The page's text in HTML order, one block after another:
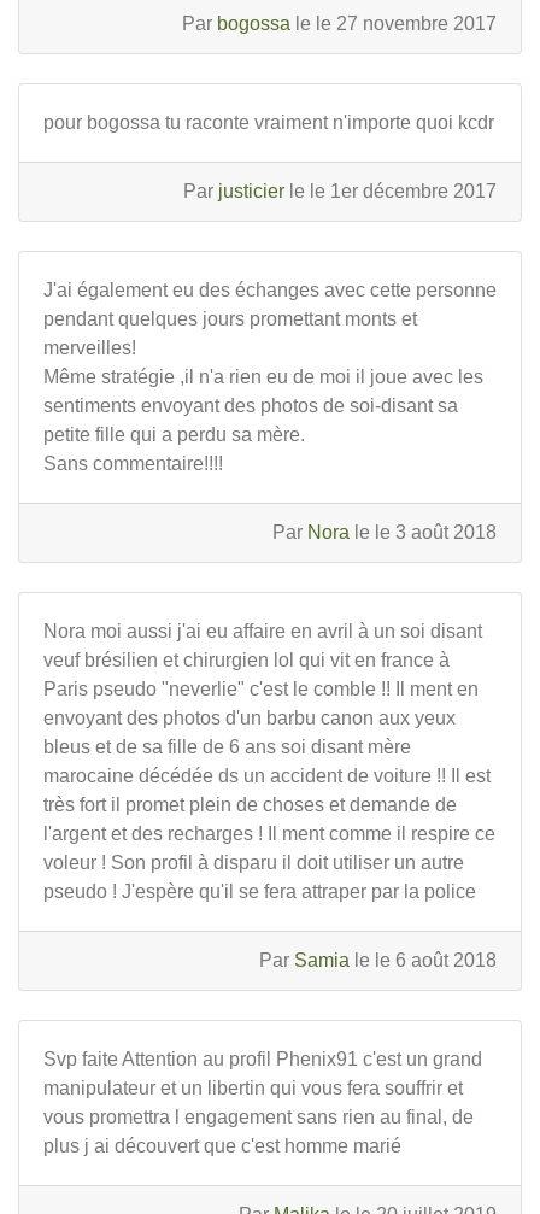
Par bogossa le le 27 novembre 2017
pour bogossa tu raconte vraiment n'importe quoi kcdr
Par justicier le le 1er décembre 2017
J'ai également eu des échanges avec cette personne
pendant quelques jours promettant monts et
merveilles!
Même stratégie ,il n'a rien eu de moi il joue avec les
sentiments envoyant des photos de soi-disant sa
petite fille qui a perdu sa mère.
Sans commentaire!!!!
Par Nora le le 3 août 2018
Nora moi aussi j'ai eu affaire en avril à un soi disant
veuf brésilien et chirurgien lol qui vit en france à
Paris pseudo "neverlie" c'est le comble !! Il ment en
envoyant des photos d'un barbu canon aux yeux
bleus et de sa fille de 6 ans soi disant mère
marocaine décédée ds un accident de voiture !! Il est
très fort il promet plein de choses et demande de
l'argent et des recharges ! Il ment comme il respire ce
voleur ! Son profil à disparu il doit utiliser un autre
pseudo ! J'espère qu'il se fera attraper par la police
Par Samia le le 6 août 2018
Svp faite Attention au profil Phenix91 c'est un grand
manipulateur et un libertin qui vous fera souffrir et
vous promettra l engagement sans rien au final, de
plus j ai découvert que c'est homme marié